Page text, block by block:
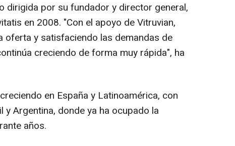
dirigida por su fundador y director general,
en 2008. "Con el apoyo de Vitruvian,
oferta y satisfaciendo las demandas de
creciendo de forma muy rápida", ha
en España y Latinoamérica, con
Argentina, donde ya ha ocupado la
años.